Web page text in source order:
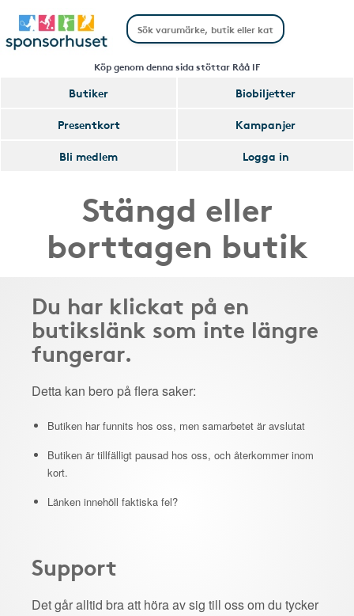
Köp genom denna sida stöttar Råå IF
Butiker
Biobiljetter
Presentkort
Kampanjer
Bli medlem
Logga in
Stängd eller
borttagen butik
Du har klickat på en
butikslänk som inte längre
fungerar.
Detta kan bero på flera saker:
Butiken har funnits hos oss, men samarbetet är avslutat
Butiken är tillfälligt pausad hos oss, och återkommer inom
kort.
Länken innehöll faktiska fel?
Support
Det går alltid bra att höra av sig till oss om du tycker